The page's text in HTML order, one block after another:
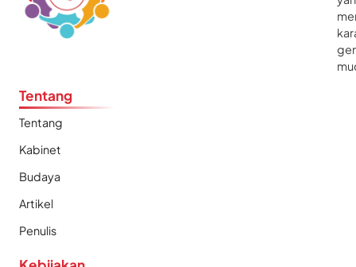
Tentang
Tentang
Kabinet
Budaya
Artikel
Penulis